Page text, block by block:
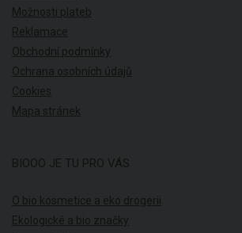
Možnosti plateb
Reklamace
Obchodní podmínky
Ochrana osobních údajů
Cookies
Mapa stránek
BIOOO JE TU PRO VÁS
O bio kosmetice a eko drogerii
Ekologické a bio značky